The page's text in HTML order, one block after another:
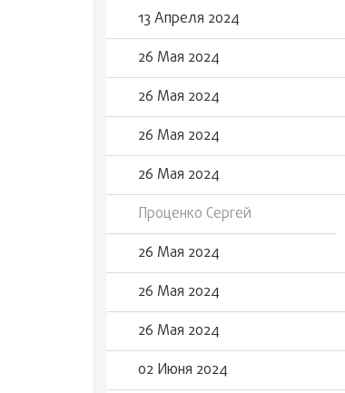
13 Апреля 2024
26 Мая 2024
26 Мая 2024
26 Мая 2024
26 Мая 2024
Проценко Сергей
26 Мая 2024
26 Мая 2024
26 Мая 2024
02 Июня 2024